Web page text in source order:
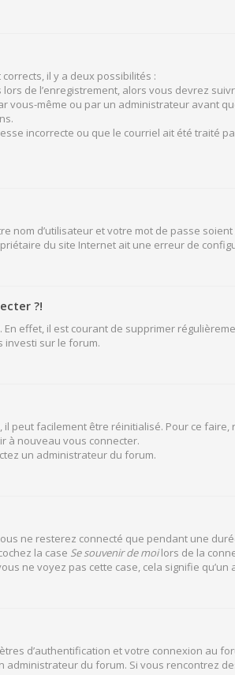
il y a deux possibilités :
de l’enregistrement, alors vous devrez
même ou par un administrateur avant
incorrecte ou que le courriel ait été traité
d’utilisateur et votre mot de passe
du site Internet ait une erreur de
?!
effet, il est courant de supprimer
investi sur le forum.
peut facilement être réinitialisé. Pour ce
à nouveau vous connecter.
un administrateur du forum.
ne resterez connecté que pendant une
la case Se souvenir de moilors de la
ne voyez pas cette case, cela signifie
d’authentification et votre connexion au
administrateur du forum. Si vous rencontrez